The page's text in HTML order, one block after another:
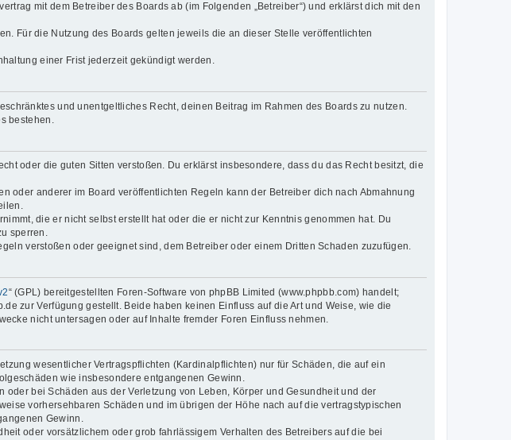
mit dem Betreiber des Boards ab (im Folgenden „Betreiber“) und erklärst dich mit den
Für die Nutzung des Boards gelten jeweils die an dieser Stelle veröffentlichten
einer Frist jederzeit gekündigt werden.
und unentgeltliches Recht, deinen Beitrag im Rahmen des Boards zu nutzen.
bestehen.
oder die guten Sitten verstoßen. Du erklärst insbesondere, dass du das Recht besitzt, die
oder anderer im Board veröffentlichten Regeln kann der Betreiber dich nach Abmahnung
die er nicht selbst erstellt hat oder die er nicht zur Kenntnis genommen hat. Du
sperren.
verstoßen oder geeignet sind, dem Betreiber oder einem Dritten Schaden zuzufügen.
“ (GPL) bereitgestellten Foren-Software von phpBB Limited (www.phpbb.com) handelt;
zur Verfügung gestellt. Beide haben keinen Einfluss auf die Art und Weise, wie die
nicht untersagen oder auf Inhalte fremder Foren Einfluss nehmen.
wesentlicher Vertragspflichten (Kardinalpflichten) nur für Schäden, die auf ein
wie insbesondere entgangenen Gewinn.
bei Schäden aus der Verletzung von Leben, Körper und Gesundheit und der
vorhersehbaren Schäden und im übrigen der Höhe nach auf die vertragstypischen
Gewinn.
oder vorsätzlichem oder grob fahrlässigem Verhalten des Betreibers auf die bei